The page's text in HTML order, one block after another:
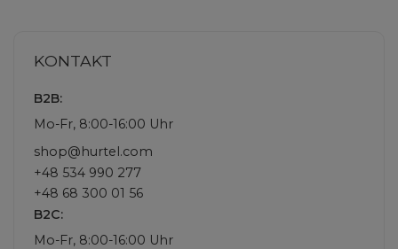
KONTAKT
B2B:
Mo-Fr, 8:00-16:00 Uhr
shop@hurtel.com
+48 534 990 277
+48 68 300 01 56
B2C:
Mo-Fr, 8:00-16:00 Uhr